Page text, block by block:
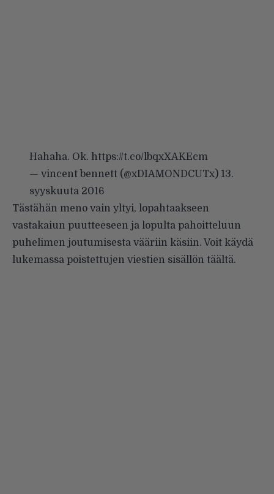
Hahaha. Ok. https://t.co/lbqxXAKEcm
— vincent bennett (@xDIAMONDCUTx) 13.
syyskuuta 2016
Tästähän meno vain yltyi, lopahtaakseen
vastakaiun puutteeseen ja lopulta pahoitteluun
puhelimen joutumisesta vääriin käsiin. Voit käydä
lukemassa poistettujen viestien sisällön täältä.